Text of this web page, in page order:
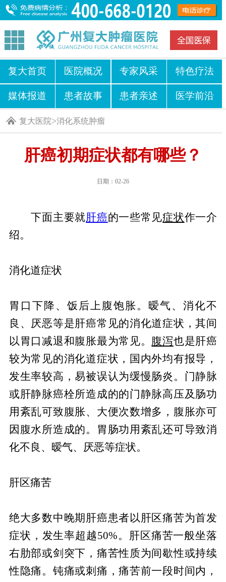
复大首页 医院概况 专家风采 特色疗法
媒体报道 患者故事 患者亲述 医学前沿
复大医院>消化系统肿瘤
肝癌初期症状都有哪些？
日期：02-26
下面主要就肝癌的一些常见症状作一介
绍。
消化道症状
胃口下降、饭后上腹饱胀。暧气、消化不
良、厌恶等是肝癌常见的消化道症状，其间
以胃口减退和腹胀最为常见。 腹泻也是肝癌
较为常见的消化道症状，国内外均有报导，
发生率较高，易被误认为缓慢肠炎。门静脉
或肝静脉癌栓所造成的的门静脉高压及肠功
用紊乱可致腹胀、大便次数增多，腹胀亦可
因腹水所造成的。胃肠功用紊乱还可导致消
化不良、暧气、厌恶等症状。
肝区痛苦
绝大多数中晚期肝癌患者以肝区痛苦为首发
症状，发生率超越50%。肝区痛苦一般坐落
右肋部或剑突下，痛苦性质为间歇性或持续
性隐痛。钝痛或刺痛，痛苦前一段时间内，